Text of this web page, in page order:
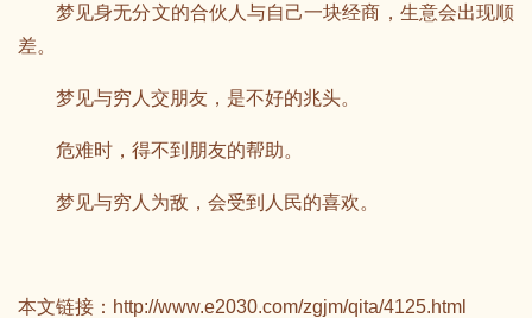
梦见身无分文的合伙人与自己一块经商，生意会出现顺
差。
梦见与穷人交朋友，是不好的兆头。
危难时，得不到朋友的帮助。
梦见与穷人为敌，会受到人民的喜欢。
本文链接： http://www.e2030.com/zgjm/qita/4125.html